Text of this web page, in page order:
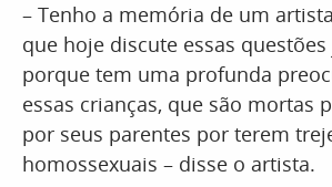
– Tenho a memória de um
que hoje discute essas
porque tem uma profunda
essas crianças, que são mortas
por seus parentes por terem
homossexuais – disse o artista.